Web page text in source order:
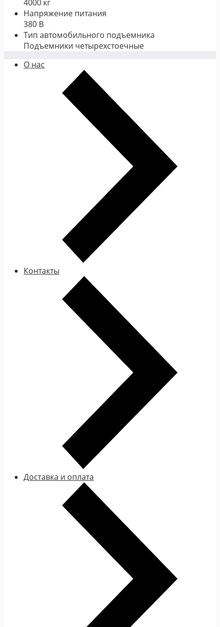
4000 кг
Напряжение питания
380 В
Тип автомобильного подъемника
Подъемники четырехстоечные
О нас
Контакты
Доставка и оплата